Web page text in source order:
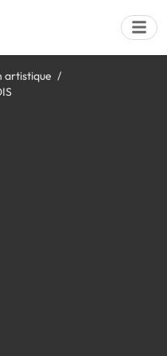
artistique